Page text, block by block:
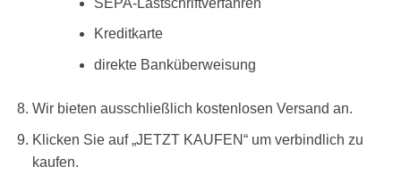
Kreditkarte
direkte Banküberweisung
Wir bieten ausschließlich kostenlosen Versand an.
Klicken Sie auf „JETZT KAUFEN“ um verbindlich zu
kaufen.